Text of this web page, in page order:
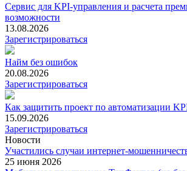
Сервис для KPI-управления и расчета
возможности
13.08.2026
Зарегистрироваться
Найм без ошибок
20.08.2026
Зарегистрироваться
Как защитить проект по автоматизации
15.09.2026
Зарегистрироваться
Новости
Участились случаи интернет-
25 июня 2026